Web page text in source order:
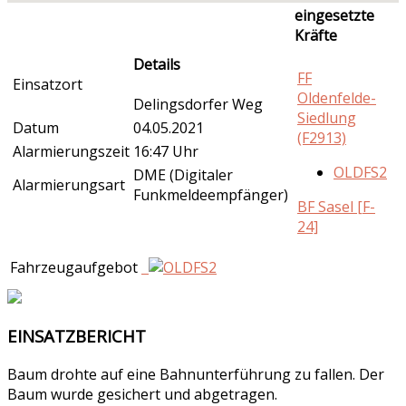
Einsatzort
Details
Delingsdorfer Weg
Datum
04.05.2021
Alarmierungszeit 16:47 Uhr
Alarmierungsart DME (Digitaler
Funkmeldeempfänger)
eingesetzte
Kräfte
FF
Oldenfelde-
Siedlung
(F2913)
OLDFS2
BF Sasel [F-
24]
Fahrzeugaufgebot
EINSATZBERICHT
Baum drohte auf eine Bahnunterführung zu fallen. Der
Baum wurde gesichert und abgetragen.